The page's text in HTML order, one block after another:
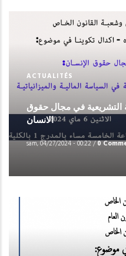
ACTUALITÉS
في مجال حقوق
الانسان
sam, 04/27/2024 - 00:22/0